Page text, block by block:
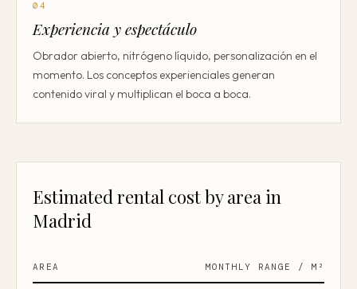
04
Experiencia y espectáculo
Obrador abierto, nitrógeno líquido, personalización en el
momento. Los conceptos experienciales generan
contenido viral y multiplican el boca a boca.
Estimated rental cost by area in
Madrid
AREA MONTHLY RANGE / M²